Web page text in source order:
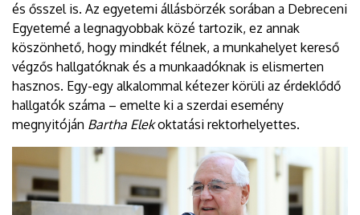
és ősszel is. Az egyetemi állásbörzék sorában a Debreceni
Egyetemé a legnagyobbak közé tartozik, ez annak
köszönhető, hogy mindkét félnek, a munkahelyet kereső
végzős hallgatóknak és a munkaadóknak is elismerten
hasznos. Egy-egy alkalommal kétezer körüli az érdeklődő
hallgatók száma – emelte ki a szerdai esemény
megnyitóján Bartha Elekoktatási rektorhelyettes.